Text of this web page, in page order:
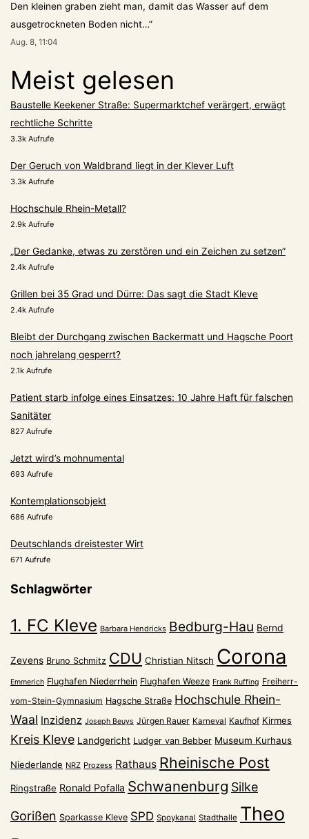
Den kleinen graben zieht man, damit das Wasser auf dem
ausgetrockneten Boden nicht…”
Aug. 8, 11:04
Meist gelesen
Baustelle Keekener Straße: Supermarktchef verärgert, erwägt
rechtliche Schritte
3.3k Aufrufe
Der Geruch von Waldbrand liegt in der Klever Luft
3.3k Aufrufe
Hochschule Rhein-Metall?
2.9k Aufrufe
„Der Gedanke, etwas zu zerstören und ein Zeichen zu setzen“
2.4k Aufrufe
Grillen bei 35 Grad und Dürre: Das sagt die Stadt Kleve
2.4k Aufrufe
Bleibt der Durchgang zwischen Backermatt und Hagsche Poort
noch jahrelang gesperrt?
2.1k Aufrufe
Patient starb infolge eines Einsatzes: 10 Jahre Haft für falschen
Sanitäter
827 Aufrufe
Jetzt wird’s mohnumental
693 Aufrufe
Kontemplationsobjekt
686 Aufrufe
Deutschlands dreistester Wirt
671 Aufrufe
Schlagwörter
1. FC Kleve Barbara Hendricks Bedburg-Hau Bernd
Zevens Bruno Schmitz CDU Christian Nitsch Corona
Emmerich Flughafen Niederrhein Flughafen Weeze Frank Ruffing Freiherr-
vom-Stein-Gymnasium Hagsche Straße Hochschule Rhein-
Waal Inzidenz Joseph Beuys Jürgen Rauer Karneval Kaufhof Kirmes
Kreis Kleve Landgericht Ludger van Bebber Museum Kurhaus
Niederlande NRZ Prozess Rathaus Rheinische Post
Ringstraße Ronald Pofalla Schwanenburg Silke
Gorißen Sparkasse Kleve SPD Spoykanal Stadthalle Theo